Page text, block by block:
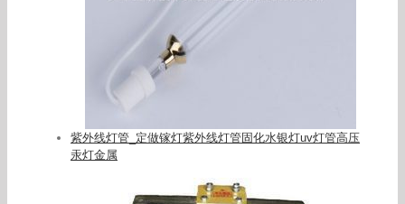
紫外线灯管_定做镓灯紫外线灯管固化水银灯uv灯管高压
汞灯金属